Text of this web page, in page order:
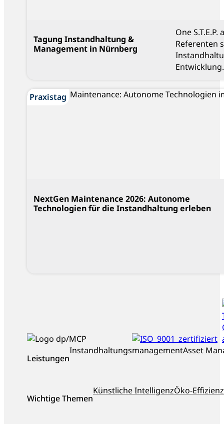
Tagung Instandhaltung &
Management in Nürnberg
One
Referenten
Praxistag
NextGen Maintenance 2026: Autonome
Technologien für die Instandhaltung erleben
ISO_9001_zertifiziert
dankl+partner
als
Österreichs
Leistungen
InstandhaltungsmanagementAsset
Wichtige Themen
Künstliche IntelligenzÖko-Effizienz